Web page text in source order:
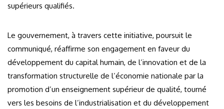
supérieurs qualifiés.
Le gouvernement, à travers cette initiative, poursuit le
communiqué, réaffirme son engagement en faveur du
développement du capital humain, de l’innovation et de la
transformation structurelle de l’économie nationale par la
promotion d’un enseignement supérieur de qualité, tourné
vers les besoins de l’industrialisation et du développement